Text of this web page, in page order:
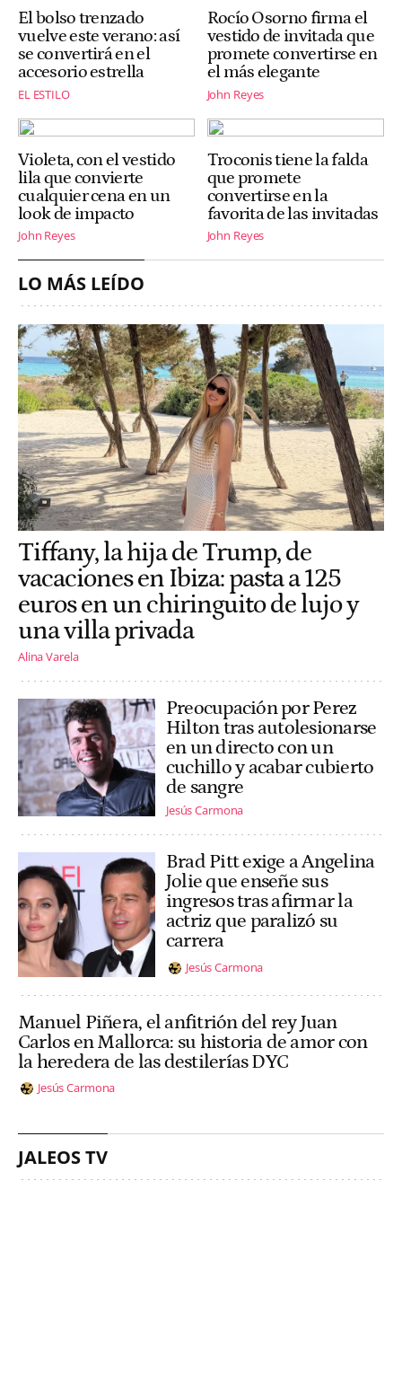
El bolso trenzado
vuelve este verano: así
se convertirá en el
accesorio estrella
EL ESTILO
Rocío Osorno firma el
vestido de invitada que
promete convertirse en
el más elegante
John Reyes
Violeta, con el vestido
lila que convierte
cualquier cena en un
look de impacto
John Reyes
Troconis tiene la falda
que promete
convertirse en la
favorita de las invitadas
John Reyes
LO MÁS LEÍDO
Tiffany, la hija de Trump, de
vacaciones en Ibiza: pasta a 125
euros en un chiringuito de lujo y
una villa privada
Alina Varela
Preocupación por Perez
Hilton tras autolesionarse
en un directo con un
cuchillo y acabar cubierto
de sangre
Jesús Carmona
Brad Pitt exige a Angelina
Jolie que enseñe sus
ingresos tras afirmar la
actriz que paralizó su
carrera
Jesús Carmona
Manuel Piñera, el anfitrión del rey Juan
Carlos en Mallorca: su historia de amor con
la heredera de las destilerías DYC
Jesús Carmona
JALEOS TV